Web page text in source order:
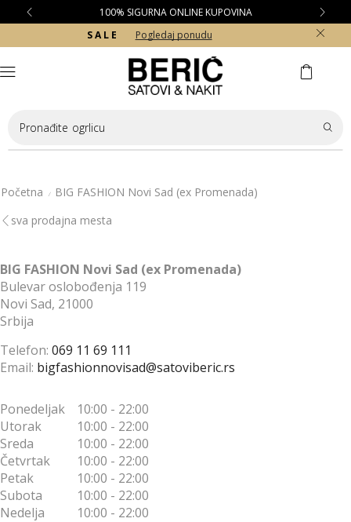
100% SIGURNA ONLINE KUPOVINA
S A L E
Pogledaj ponudu
Pronađite ogrlicu
Početna /
BIG FASHION Novi Sad (ex Promenada)
sva prodajna mesta
BIG FASHION Novi Sad (ex Promenada)
Bulevar oslobođenja 119
Novi Sad, 21000
Srbija
Telefon: 069 11 69 111
Email: bigfashionnovisad@satoviberic.rs
Ponedeljak
10:00 - 22:00
Utorak
10:00 - 22:00
Sreda
10:00 - 22:00
Četvrtak
10:00 - 22:00
Petak
10:00 - 22:00
Subota
10:00 - 22:00
Nedelja
10:00 - 22:00